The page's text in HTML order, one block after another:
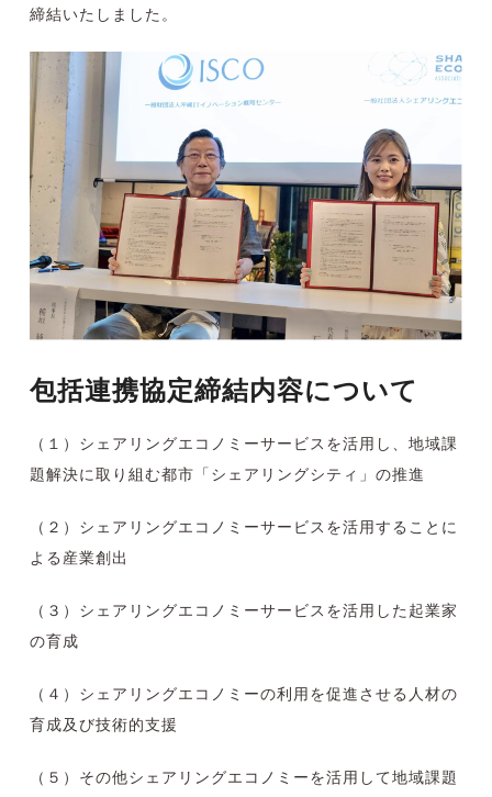
締結いたしました。
包括連携協定締結内容について
（１）シェアリングエコノミーサービスを活用し、地域課
題解決に取り組む都市「シェアリングシティ」の推進
（２）シェアリングエコノミーサービスを活用することに
よる産業創出
（３）シェアリングエコノミーサービスを活用した起業家
の育成
（４）シェアリングエコノミーの利用を促進させる人材の
育成及び技術的支援
（５）その他シェアリングエコノミーを活用して地域課題